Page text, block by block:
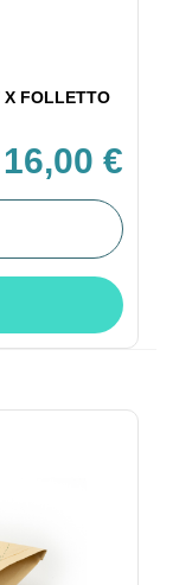
X FOLLETTO
16,00 €